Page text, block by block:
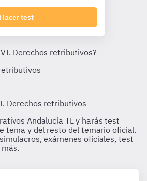
Hacer test